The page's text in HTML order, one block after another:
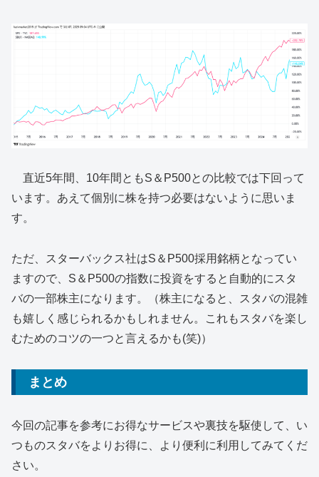
直近5年間、10年間ともS＆P500との比較では下回って
います。あえて個別に株を持つ必要はないように思いま
す。
ただ、スターバックス社はS＆P500採用銘柄となってい
ますので、S＆P500の指数に投資をすると自動的にスタ
バの一部株主になります。（株主になると、スタバの混雑
も嬉しく感じられるかもしれません。これもスタバを楽し
むためのコツの一つと言えるかも(笑)）
まとめ
今回の記事を参考にお得なサービスや裏技を駆使して、い
つものスタバをよりお得に、より便利に利用してみてくだ
さい。